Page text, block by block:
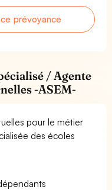
prévoyance
/ Agente
-ASEM-
pour le métier
des écoles